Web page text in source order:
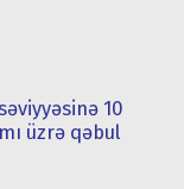
10
üzrə qəbul